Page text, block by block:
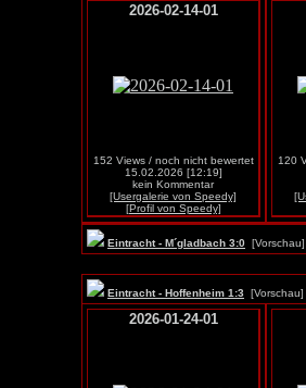
2026-02-14-01
152 Views / noch nicht bewertet
15.02.2026 [12:19]
kein Kommentar
[Usergalerie von Speedy]
[Profil von Speedy]
120
Eintracht - M´gladbach 3:0
Eintracht - Hoffenheim 1:3
2026-01-24-01